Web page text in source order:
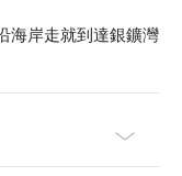
海岸走就到達銀鑛灣